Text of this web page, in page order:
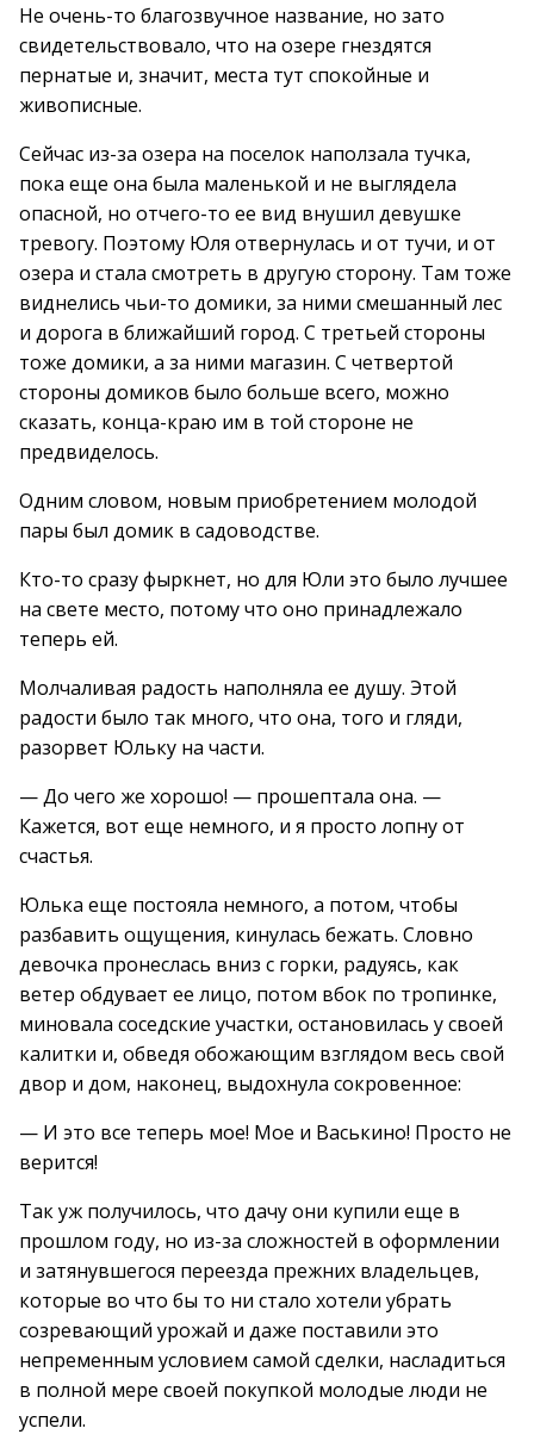
Не очень-то благозвучное название, но зато
свидетельствовало, что на озере гнездятся
пернатые и, значит, места тут спокойные и
живописные.
Сейчас из-за озера на поселок наползала тучка,
пока еще она была маленькой и не выглядела
опасной, но отчего-то ее вид внушил девушке
тревогу. Поэтому Юля отвернулась и от тучи, и от
озера и стала смотреть в другую сторону. Там тоже
виднелись чьи-то домики, за ними смешанный лес
и дорога в ближайший город. С третьей стороны
тоже домики, а за ними магазин. С четвертой
стороны домиков было больше всего, можно
сказать, конца-краю им в той стороне не
предвиделось.
Одним словом, новым приобретением молодой
пары был домик в садоводстве.
Кто-то сразу фыркнет, но для Юли это было лучшее
на свете место, потому что оно принадлежало
теперь ей.
Молчаливая радость наполняла ее душу. Этой
радости было так много, что она, того и гляди,
разорвет Юльку на части.
— До чего же хорошо! — прошептала она. —
Кажется, вот еще немного, и я просто лопну от
счастья.
Юлька еще постояла немного, а потом, чтобы
разбавить ощущения, кинулась бежать. Словно
девочка пронеслась вниз с горки, радуясь, как
ветер обдувает ее лицо, потом вбок по тропинке,
миновала соседские участки, остановилась у своей
калитки и, обведя обожающим взглядом весь свой
двор и дом, наконец, выдохнула сокровенное:
— И это все теперь мое! Мое и Васькино! Просто не
верится!
Так уж получилось, что дачу они купили еще в
прошлом году, но из-за сложностей в оформлении
и затянувшегося переезда прежних владельцев,
которые во что бы то ни стало хотели убрать
созревающий урожай и даже поставили это
непременным условием самой сделки, насладиться
в полной мере своей покупкой молодые люди не
успели.